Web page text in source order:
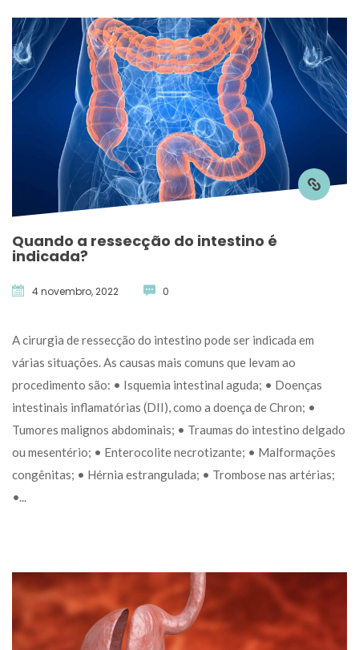
Quando a ressecção do intestino é
indicada?
4 novembro, 2022 0
A cirurgia de ressecção do intestino pode ser indicada em
várias situações. As causas mais comuns que levam ao
procedimento são: • Isquemia intestinal aguda; • Doenças
intestinais inflamatórias (DII), como a doença de Chron; •
Tumores malignos abdominais; • Traumas do intestino delgado
ou mesentério; • Enterocolite necrotizante; • Malformações
congênitas; • Hérnia estrangulada; • Trombose nas artérias;
•...